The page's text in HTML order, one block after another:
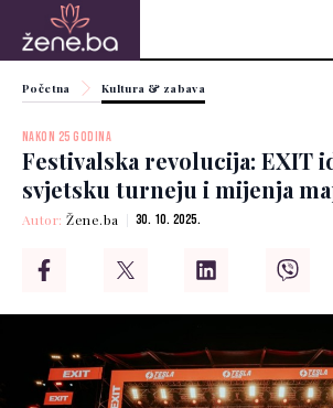
Početna Kultura & zabava
NAKON 25 GODINA
Festivalska revolucija: EXIT
svjetsku turneju i mijenja
Autor:Žene.ba 30. 10. 2025.